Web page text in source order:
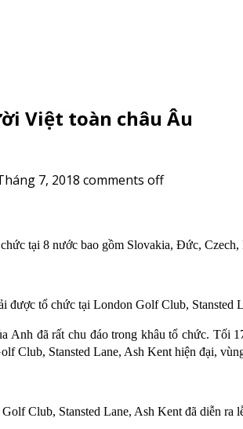
Việt toàn châu Âu
7, 2018 comments off
tại 8 nước bao gồm Slovakia, Đức,
được tổ chức tại London Golf Club, Stansted
đã rất chu đáo trong khâu tổ chức. Tối
Club, Stansted Lane, Ash Kent hiện đại,
Club, Stansted Lane, Ash Kent đã diễn ra